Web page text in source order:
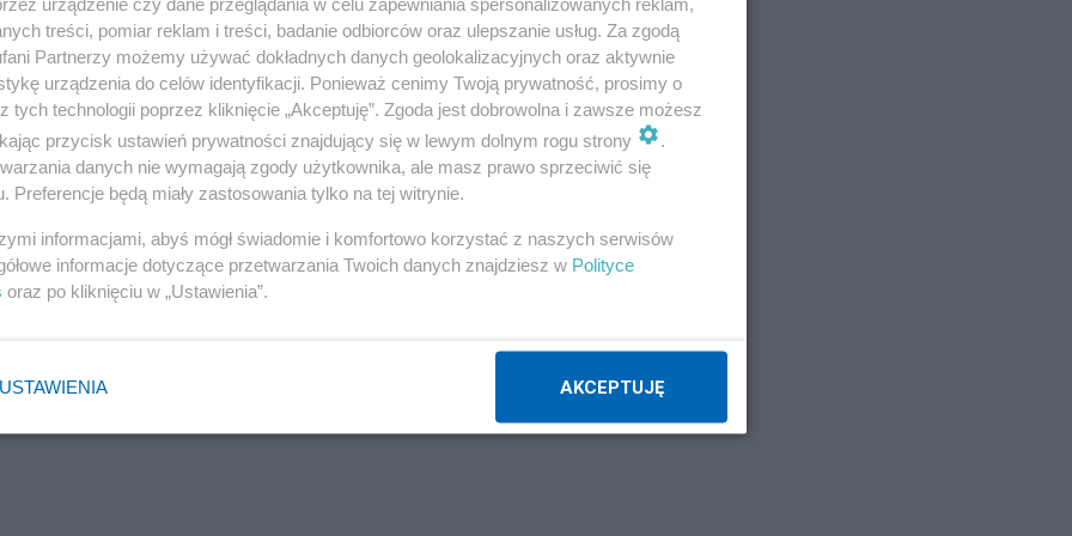
Karpińskiego. Sędzia: marszałek Sejmu nie miał
treści, pomiar reklam i treści, badanie odbiorców oraz ulepszanie usług. Za zgodą
Partnerzy możemy używać dokładnych danych geolokalizacyjnych oraz aktywnie
urządzenia do celów identyfikacji. Ponieważ cenimy Twoją prywatność, prosimy o
tych technologii poprzez kliknięcie „Akceptuję”. Zgoda jest dobrowolna i zawsze możesz
przycisk ustawień prywatności znajdujący się w lewym dolnym rogu strony
.
danych nie wymagają zgody użytkownika, ale masz prawo sprzeciwić się
Preferencje będą miały zastosowania tylko na tej witrynie.
informacjami, abyś mógł świadomie i komfortowo korzystać z naszych serwisów
informacje dotyczące przetwarzania Twoich danych znajdziesz w Polityce
oraz po kliknięciu w „Ustawienia”.
USTAWIENIA AKCEPTUJĘ